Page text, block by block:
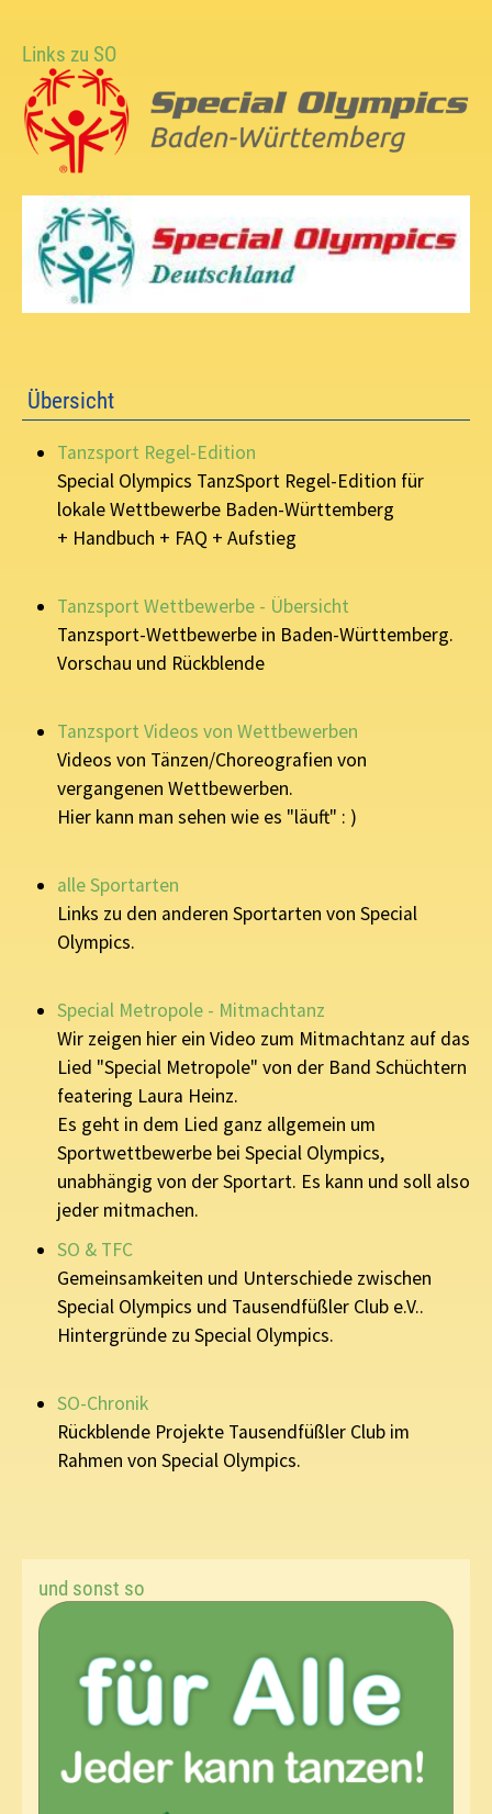
Links zu SO
Übersicht
Tanzsport Regel-Edition
Special Olympics TanzSport Regel-Edition für
lokale Wettbewerbe Baden-Württemberg
+ Handbuch + FAQ + Aufstieg
Tanzsport Wettbewerbe - Übersicht
Tanzsport-Wettbewerbe in Baden-Württemberg.
Vorschau und Rückblende
Tanzsport Videos von Wettbewerben
Videos von Tänzen/Choreografien von
vergangenen Wettbewerben.
Hier kann man sehen wie es "läuft" : )
alle Sportarten
Links zu den anderen Sportarten von Special
Olympics.
Special Metropole - Mitmachtanz
Wir zeigen hier ein Video zum Mitmachtanz auf das
Lied "Special Metropole" von der Band Schüchtern
featering Laura Heinz.
Es geht in dem Lied ganz allgemein um
Sportwettbewerbe bei Special Olympics,
unabhängig von der Sportart. Es kann und soll also
jeder mitmachen.
SO & TFC
Gemeinsamkeiten und Unterschiede zwischen
Special Olympics und Tausendfüßler Club e.V..
Hintergründe zu Special Olympics.
SO-Chronik
Rückblende Projekte Tausendfüßler Club im
Rahmen von Special Olympics.
und sonst so